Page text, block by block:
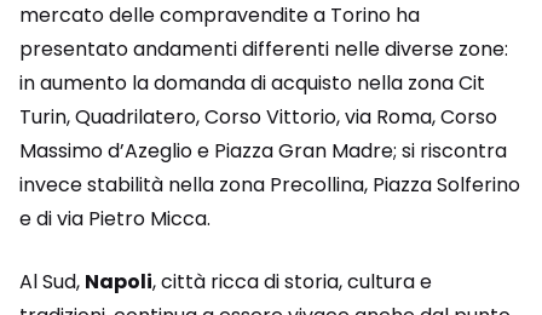
mercato delle compravendite a Torino ha
presentato andamenti differenti nelle diverse zone:
in aumento la domanda di acquisto nella zona Cit
Turin, Quadrilatero, Corso Vittorio, via Roma, Corso
Massimo d’Azeglio e Piazza Gran Madre; si riscontra
invece stabilità nella zona Precollina, Piazza Solferino
e di via Pietro Micca.
Al Sud, Napoli, città ricca di storia, cultura e